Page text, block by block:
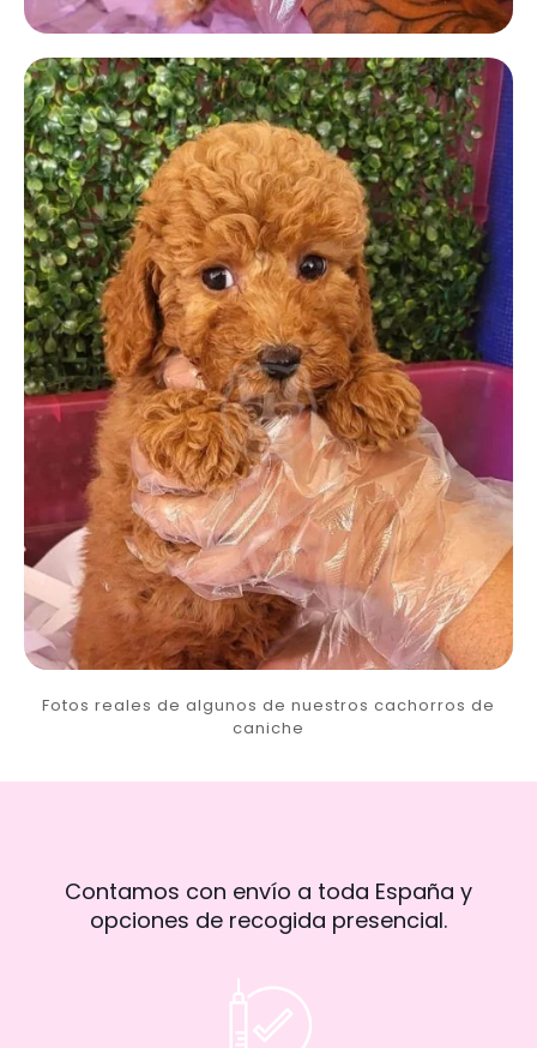
Fotos reales de algunos de nuestros cachorros de
caniche
Contamos con envío a toda España y
opciones de recogida presencial.